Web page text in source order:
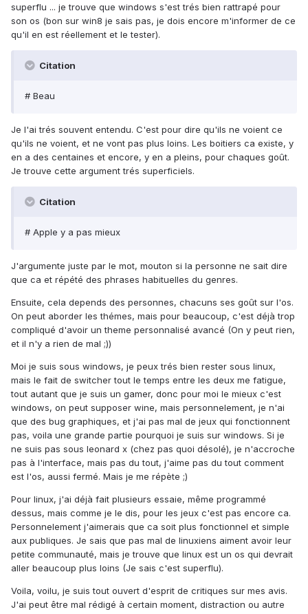
superflu ... je trouve que windows s'est trés bien rattrapé pour
son os (bon sur win8 je sais pas, je dois encore m'informer de ce
qu'il en est réellement et le tester).
Citation
# Beau
Je l'ai trés souvent entendu. C'est pour dire qu'ils ne voient ce
qu'ils ne voient, et ne vont pas plus loins. Les boitiers ca existe, y
en a des centaines et encore, y en a pleins, pour chaques goût.
Je trouve cette argument trés superficiels.
Citation
# Apple y a pas mieux
J'argumente juste par le mot, mouton si la personne ne sait dire
que ca et répété des phrases habituelles du genres.
Ensuite, cela depends des personnes, chacuns ses goût sur l'os.
On peut aborder les thémes, mais pour beaucoup, c'est déjà trop
compliqué d'avoir un theme personnalisé avancé (On y peut rien,
et il n'y a rien de mal ;))
Moi je suis sous windows, je peux trés bien rester sous linux,
mais le fait de switcher tout le temps entre les deux me fatigue,
tout autant que je suis un gamer, donc pour moi le mieux c'est
windows, on peut supposer wine, mais personnelement, je n'ai
que des bug graphiques, et j'ai pas mal de jeux qui fonctionnent
pas, voila une grande partie pourquoi je suis sur windows. Si je
ne suis pas sous leonard x (chez pas quoi désolé), je n'accroche
pas à l'interface, mais pas du tout, j'aime pas du tout comment
est l'os, aussi fermé. Mais je me répète ;)
Pour linux, j'ai déjà fait plusieurs essaie, même programmé
dessus, mais comme je le dis, pour les jeux c'est pas encore ca.
Personnelement j'aimerais que ca soit plus fonctionnel et simple
aux publiques. Je sais que pas mal de linuxiens aiment avoir leur
petite communauté, mais je trouve que linux est un os qui devrait
aller beaucoup plus loins (Je sais c'est superflu).
Voila, voilu, je suis tout ouvert d'esprit de critiques sur mes avis.
J'ai peut être mal rédigé à certain moment, distraction ou autre